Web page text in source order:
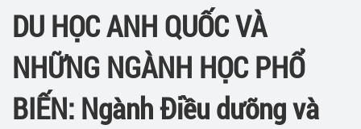
DU HỌC ANH QUỐC VÀ
NHỮNG NGÀNH HỌC PHỔ
BIẾN: Ngành Điều dưỡng và